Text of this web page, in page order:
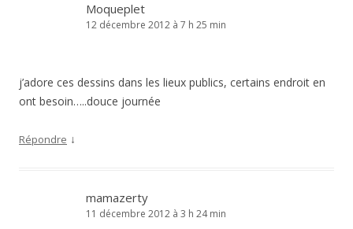
Moqueplet
12 décembre 2012 à 7 h 25 min
j’adore ces dessins dans les lieux publics, certains endroit en
ont besoin…..douce journée
Répondre ↓
mamazerty
11 décembre 2012 à 3 h 24 min